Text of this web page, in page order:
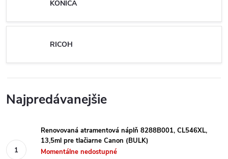
KONICA
RICOH
Najpredávanejšie
Renovovaná atramentová náplň 8288B001, CL546XL,
13,5ml pre tlačiarne Canon (BULK)
Momentálne nedostupné